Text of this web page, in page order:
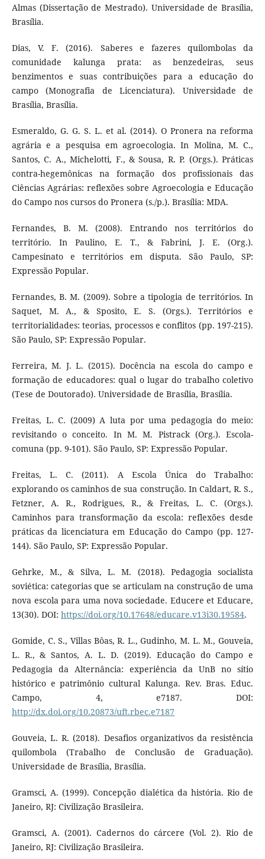
Almas (Dissertação de Mestrado). Universidade de Brasília,
Brasília.
Dias, V. F. (2016). Saberes e fazeres quilombolas da
comunidade kalunga prata: as benzedeiras, seus
benzimentos e suas contribuições para a educação do
campo (Monografia de Licenciatura). Universidade de
Brasília, Brasília.
Esmeraldo, G. G. S. L. et al. (2014). O Pronera na reforma
agrária e a pesquisa em agroecologia. In Molina, M. C.,
Santos, C. A., Michelotti, F., & Sousa, R. P. (Orgs.). Práticas
contra-hegemônicas na formação dos profissionais das
Ciências Agrárias: reflexões sobre Agroecologia e Educação
do Campo nos cursos do Pronera (s./p.). Brasília: MDA.
Fernandes, B. M. (2008). Entrando nos territórios do
território. In Paulino, E. T., & Fabrini, J. E. (Org.).
Campesinato e territórios em disputa. São Paulo, SP:
Expressão Popular.
Fernandes, B. M. (2009). Sobre a tipologia de territórios. In
Saquet, M. A., & Sposito, E. S. (Orgs.). Territórios e
territorialidades: teorias, processos e conflitos (pp. 197-215).
São Paulo, SP: Expressão Popular.
Ferreira, M. J. L. (2015). Docência na escola do campo e
formação de educadores: qual o lugar do trabalho coletivo
(Tese de Doutorado). Universidade de Brasília, Brasília.
Freitas, L. C. (2009) A luta por uma pedagogia do meio:
revisitando o conceito. In M. M. Pistrack (Org.). Escola-
comuna (pp. 9-101). São Paulo, SP: Expressão Popular.
Freitas, L. C. (2011). A Escola Única do Trabalho:
explorando os caminhos de sua construção. In Caldart, R. S.,
Fetzner, A. R., Rodrigues, R., & Freitas, L. C. (Orgs.).
Caminhos para transformação da escola: reflexões desde
práticas da licenciatura em Educação do Campo (pp. 127-
144). São Paulo, SP: Expressão Popular.
Gehrke, M., & Silva, L. M. (2018). Pedagogia socialista
soviética: categorias que se articulam na construção de uma
nova escola para uma nova sociedade. Educere et Educare,
13(30). DOI: https://doi.org/10.17648/educare.v13i30.19584.
Gomide, C. S., Villas Bôas, R. L., Gudinho, M. L. M., Gouveia,
L. R., & Santos, A. L. D. (2019). Educação do Campo e
Pedagogia da Alternância: experiência da UnB no sítio
histórico e patrimônio cultural Kalunga. Rev. Bras. Educ.
Campo, 4, e7187. DOI:
http://dx.doi.org/10.20873/uft.rbec.e7187
Gouveia, L. R. (2018). Desafios organizativos da resistência
quilombola (Trabalho de Conclusão de Graduação).
Universidade de Brasília, Brasília.
Gramsci, A. (1999). Concepção dialética da história. Rio de
Janeiro, RJ: Civilização Brasileira.
Gramsci, A. (2001). Cadernos do cárcere (Vol. 2). Rio de
Janeiro, RJ: Civilização Brasileira.